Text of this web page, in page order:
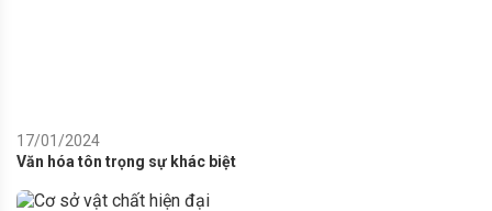
17/01/2024
Văn hóa tôn trọng sự khác biệt